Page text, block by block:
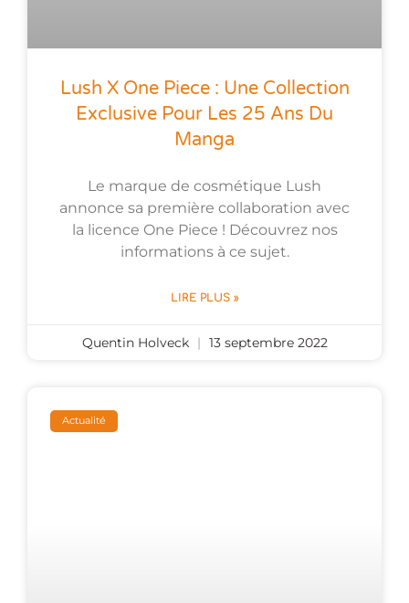
Lush X One Piece : Une Collection
Exclusive Pour Les 25 Ans Du
Manga
Le marque de cosmétique Lush
annonce sa première collaboration avec
la licence One Piece ! Découvrez nos
informations à ce sujet.
LIRE PLUS »
Quentin Holveck 13 septembre 2022
Actualité